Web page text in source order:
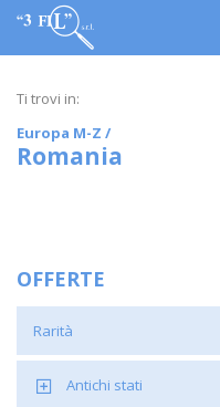
OFFERTE
Rarità
Antichi stati
Ti trovi in:
Europa M-Z /
Romania